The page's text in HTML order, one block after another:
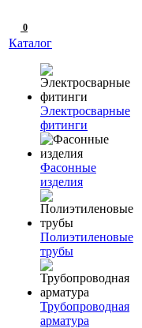
0
Каталог
Электросварные
фитинги
Фасонные
изделия
Полиэтиленовые
трубы
Трубопроводная
арматура